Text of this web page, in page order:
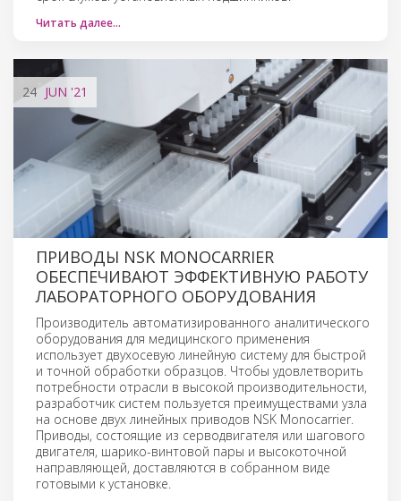
Читать далее…
24 JUN '21
ПРИВОДЫ NSK MONOCARRIER
ОБЕСПЕЧИВАЮТ ЭФФЕКТИВНУЮ РАБОТУ
ЛАБОРАТОРНОГО ОБОРУДОВАНИЯ
Производитель автоматизированного аналитического
оборудования для медицинского применения
использует двухосевую линейную систему для быстрой
и точной обработки образцов. Чтобы удовлетворить
потребности отрасли в высокой производительности,
разработчик систем пользуется преимуществами узла
на основе двух линейных приводов NSK Monocarrier.
Приводы, состоящие из серводвигателя или шагового
двигателя, шарико-винтовой пары и высокоточной
направляющей, доставляются в собранном виде
готовыми к установке.